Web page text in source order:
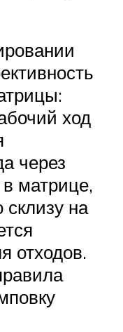
ход
через
в матрице,
склизу на
отходов.